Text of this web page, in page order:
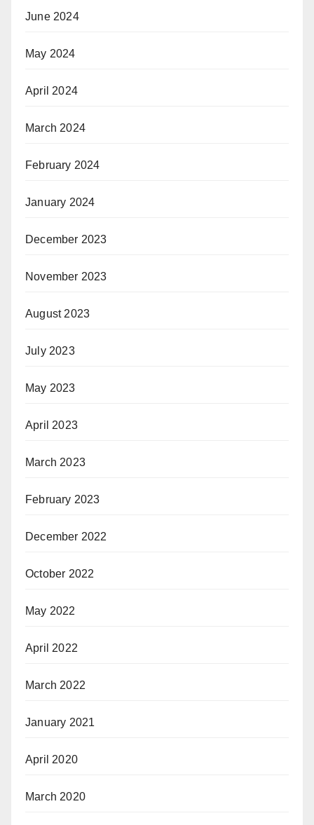
June 2024
May 2024
April 2024
March 2024
February 2024
January 2024
December 2023
November 2023
August 2023
July 2023
May 2023
April 2023
March 2023
February 2023
December 2022
October 2022
May 2022
April 2022
March 2022
January 2021
April 2020
March 2020